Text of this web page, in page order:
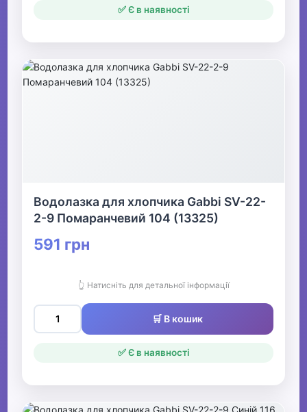
✅ Є в наявності
Водолазка для хлопчика Gabbi SV-22-
2-9 Помаранчевий 104 (13325)
591 грн
👆 Натисніть для детальної інформації
🛒 В кошик
✅ Є в наявності